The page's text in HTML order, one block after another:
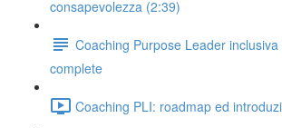
consapevolezza (2:39)
Coaching Purpose Leader
complete
Coaching PLI: roadmap ed